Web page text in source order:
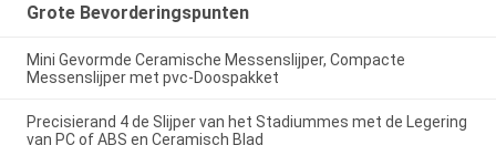
Grote Bevorderingspunten
Mini Gevormde Ceramische Messenslijper, Compacte
Messenslijper met pvc-Doospakket
Precisierand 4 de Slijper van het Stadiummes met de Legering
van PC of ABS en Ceramisch Blad